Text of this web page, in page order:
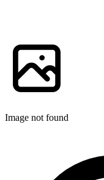
Image not found